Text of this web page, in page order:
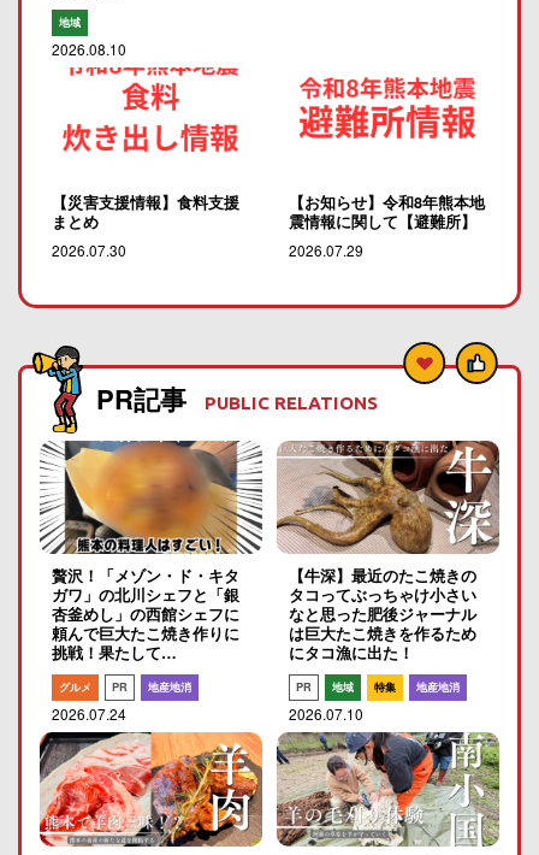
地域
2026.08.10
【災害支援情報】食料支援
まとめ
2026.07.30
【お知らせ】令和8年熊本地
震情報に関して【避難所】
2026.07.29
PR記事 PUBLIC RELATIONS
贅沢！「メゾン・ド・キタ
ガワ」の北川シェフと「銀
杏釜めし」の西館シェフに
頼んで巨大たこ焼き作りに
挑戦！果たして…
グルメ PR 地産地消
2026.07.24
【牛深】最近のたこ焼きの
タコってぶっちゃけ小さい
なと思った肥後ジャーナル
は巨大たこ焼きを作るため
にタコ漁に出た！
PR 地域 特集 地産地消
2026.07.10